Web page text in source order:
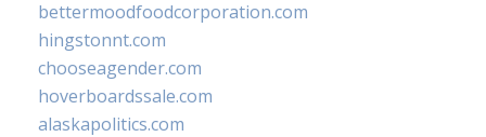
bettermoodfoodcorporation.com
hingstonnt.com
chooseagender.com
hoverboardssale.com
alaskapolitics.com